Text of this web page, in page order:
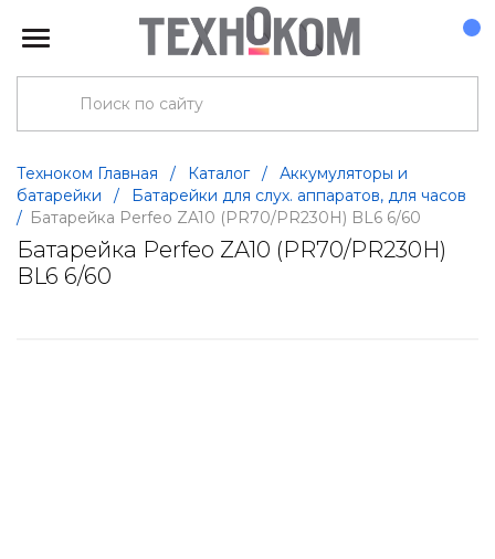
Техноком Главная / Каталог /
Аккумуляторы и
батарейки
/
Батарейки для слух. аппаратов, для часов
/ Батарейка Perfeo ZA10 (PR70/PR230H) BL6 6/60
Батарейка Perfeo ZA10 (PR70/PR230H)
BL6 6/60